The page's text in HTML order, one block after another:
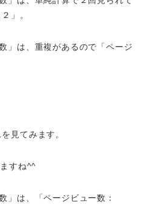
」。
」は、重複があるので「ページ
見てみます。
すね^^
」は、「ページビュー数：